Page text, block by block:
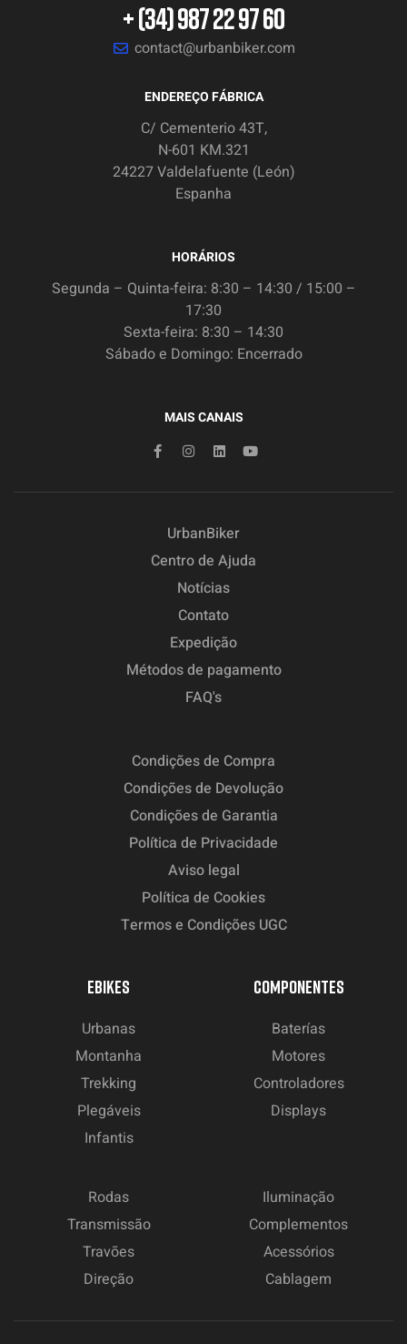
+ (34) 987 22 97 60
contact@urbanbiker.com
ENDEREÇO FÁBRICA
C/ Cementerio 43T,
N-601 KM.321
24227 Valdelafuente (León)
Espanha
HORÁRIOS
Segunda – Quinta-feira: 8:30 – 14:30 / 15:00 –
17:30
Sexta-feira: 8:30 – 14:30
Sábado e Domingo: Encerrado
MAIS CANAIS
UrbanBiker
Centro de Ajuda
Notícias
Contato
Expedição
Métodos de pagamento
FAQ's
Condições de Compra
Condições de Devolução
Condições de Garantia
Política de Privacidade
Aviso legal
Política de Cookies
Termos e Condições UGC
EBIKES
Urbanas
Montanha
Trekking
Plegáveis
Infantis
COMPONENTES
Baterías
Motores
Controladores
Displays
Rodas
Transmissão
Travões
Direção
Iluminação
Complementos
Acessórios
Cablagem